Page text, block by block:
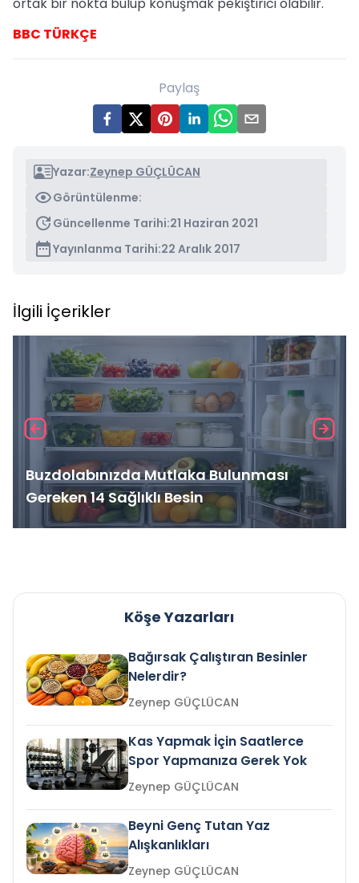
BBC TÜRKÇE
Paylaş
Yazar:Zeynep GÜÇLÜCAN
Görüntülenme:
Güncellenme Tarihi:21 Haziran 2021
Yayınlanma Tarihi:22 Aralık 2017
İlgili İçerikler
Buzdolabınızda Mutlaka Bulunması
Gereken 14 Sağlıklı Besin
Köşe Yazarları
Bağırsak Çalıştıran Besinler
Nelerdir?
Zeynep GÜÇLÜCAN
Kas Yapmak İçin Saatlerce
Spor Yapmanıza Gerek Yok
Zeynep GÜÇLÜCAN
Beyni Genç Tutan Yaz
Alışkanlıkları
Zeynep GÜÇLÜCAN